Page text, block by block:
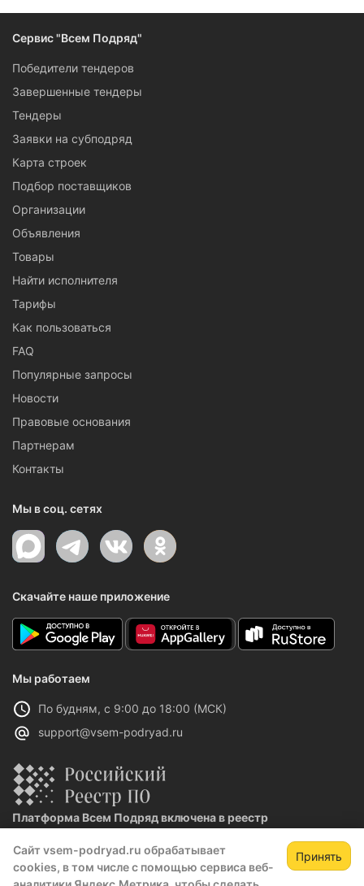
Сайт vsem-podryad.ru обрабатывает
cookies, в том числе с помощью сервиса веб-
Принять
Сервис "Всем Подряд"
Победители тендеров
Завершенные тендеры
Тендеры
Заявки на субподряд
Карта строек
Подбор поставщиков
Организации
Объявления
Товары
Найти исполнителя
Тарифы
Как пользоваться
FAQ
Популярные запросы
Новости
Правовые основания
Партнерам
Контакты
Мы в соц. сетях
Скачайте наше приложение
Мы работаем
По будням, с 9:00 до 18:00 (МСК)
support@vsem-podryad.ru
Платформа Всем Подряд включена в реестр
Реестровая запись №32021 от 06.02.2026